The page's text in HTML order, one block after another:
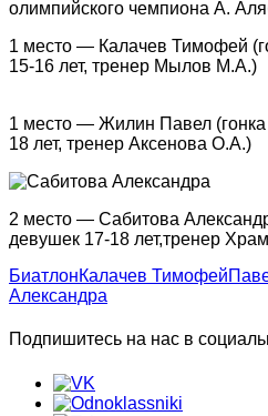
Спортивная гимнастика
Фристайл
НАБОР
Документы по спортивной
Группа «Веселый
Группа «Начальной
Группа «Русалочка»
Индивидуальные
Фитнес занятия
Фитнес, аэробика
Детский фитнес с
олимпийского чемпиона А.
1 место — Калачев Тимофей
15-16 лет, тренер Мылов М.А.)
1 место — Жилин Павел
18 лет, тренер Аксенова О.А.)
2 место — Сабитова
девушек 17-18 лет,тренер
БиатлонКалачев Тимофей
Александра
Подпишитесь на нас в